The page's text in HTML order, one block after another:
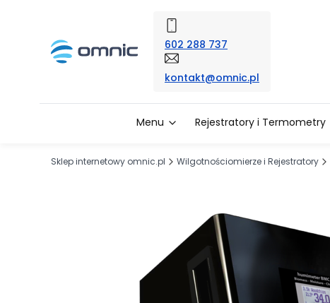
602 288 737
kontakt@omnic.pl
Menu Rejestratory i Termometry
Sklep internetowy omnic.pl Wilgotnościomierze i Rejestratory